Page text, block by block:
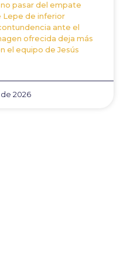
pasar del empate
Lepe de inferior
ante el
ofrecida deja más
el equipo de Jesús
2026